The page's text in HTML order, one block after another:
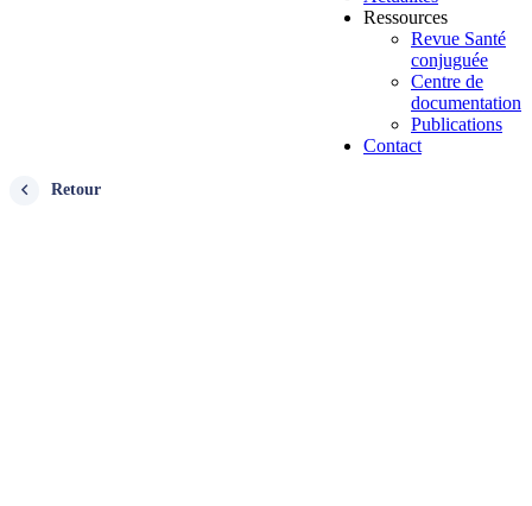
Ressources
Revue Santé
conjuguée
Centre de
documentation
Publications
Contact
Retour